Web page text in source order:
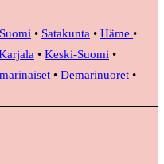
• Satakunta • Häme •
• Keski-Suomi •
• Demarinuoret •